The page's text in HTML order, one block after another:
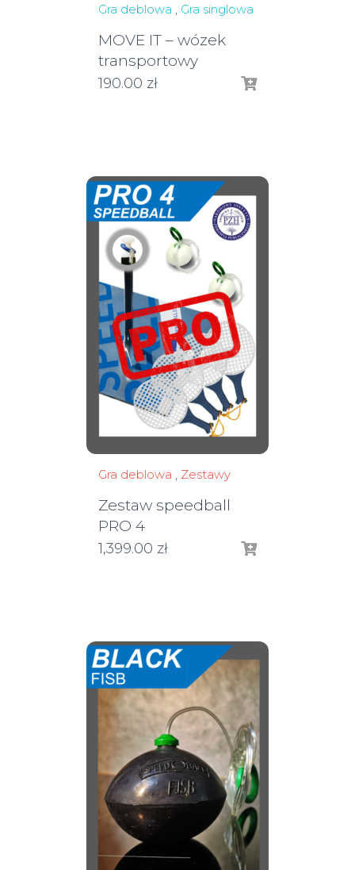
Gra deblowa Gra singlowa
MOVE IT – wózek
transportowy
190.00 zł
Gra deblowa Zestawy
Zestaw speedball
PRO 4
1,399.00 zł